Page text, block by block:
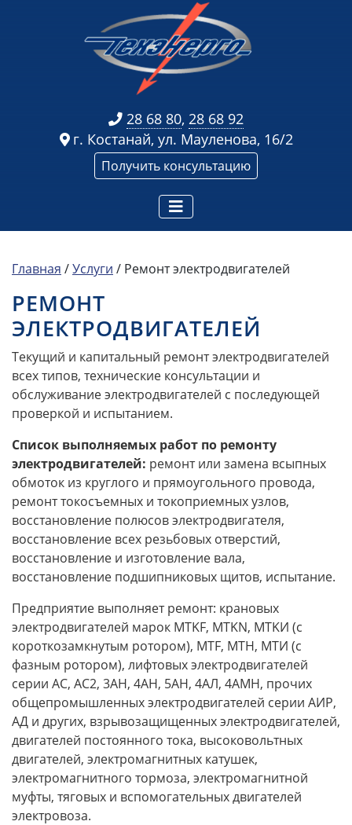
28 68 80, 28 68 92
г. Костанай, ул. Мауленова, 16/2
Получить консультацию
Главная /Услуги / Ремонт электродвигателей
РЕМОНТ
ЭЛЕКТРОДВИГАТЕЛЕЙ
Текущий и капитальный ремонт электродвигателей
всех типов, технические консультации и
обслуживание электродвигателей с последующей
проверкой и испытанием.
Список выполняемых работ по ремонту
электродвигателей: ремонт или замена всыпных
обмоток из круглого и прямоугольного провода,
ремонт токосъемных и токоприемных узлов,
восстановление полюсов электродвигателя,
восстановление всех резьбовых отверстий,
восстановление и изготовление вала,
восстановление подшипниковых щитов, испытание.
Предприятие выполняет ремонт: крановых
электродвигателей марок MTKF, MTKN, MTKИ (с
короткозамкнутым ротором), MTF, MTH, MTИ (с
фазным ротором), лифтовых электродвигателей
серии АС, АС2, 3АН, 4АН, 5АН, 4АЛ, 4АМН, прочих
общепромышленных электродвигателей серии АИР,
АД и других, взрывозащищенных электродвигателей,
двигателей постоянного тока, высоковольтных
двигателей, электромагнитных катушек,
электромагнитного тормоза, электромагнитной
муфты, тяговых и вспомогательных двигателей
электровоза.